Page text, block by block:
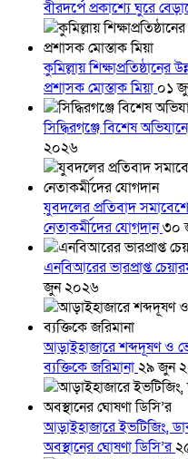
বীরদর্পে প্রকাশ্যে ঘুরে
কুমিল্লায়
প্রশাসক মোস্তাক মিয়া ০১
সিদ্ধিরগঞ্জে বিশেষ
২০২৬
যুবদলের প্রতিবাদ
নেতাকর্মীদের যোগদান৩০
এনবিআরের ভারপ্রাপ্ত
জুন ২০২৬
আড়াইহাজারে শব্দদূষণ ও
ব্যক্তিকে জরিমানা২৯ জুন
আড়াইহাজারে ইভটিজিং,
অবস্থানের ঘোষণা ডিসি’র